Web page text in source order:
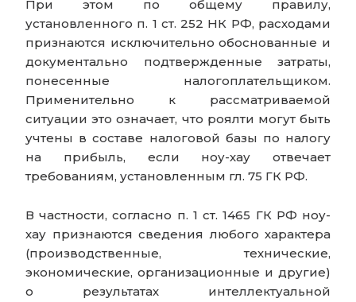
При этом по общему правилу,
установленного п. 1 ст. 252 НК РФ, расходами
признаются исключительно обоснованные и
документально подтвержденные затраты,
понесенные налогоплательщиком.
Применительно к рассматриваемой
ситуации это означает, что роялти могут быть
учтены в составе налоговой базы по налогу
на прибыль, если ноу-хау отвечает
требованиям, установленным гл. 75 ГК РФ.
В частности, согласно п. 1 ст. 1465 ГК РФ ноу-
хау признаются сведения любого характера
(производственные, технические,
экономические, организационные и другие)
о результатах интеллектуальной